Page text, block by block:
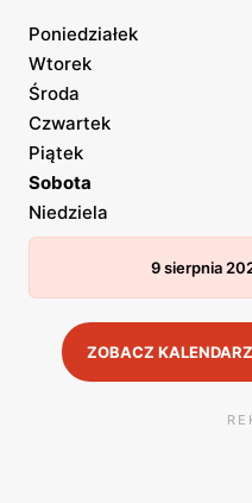
Poniedziałek
Wtorek
Środa
Czwartek
Piątek
Sobota
Niedziela
9 sierpnia
ZOBACZ